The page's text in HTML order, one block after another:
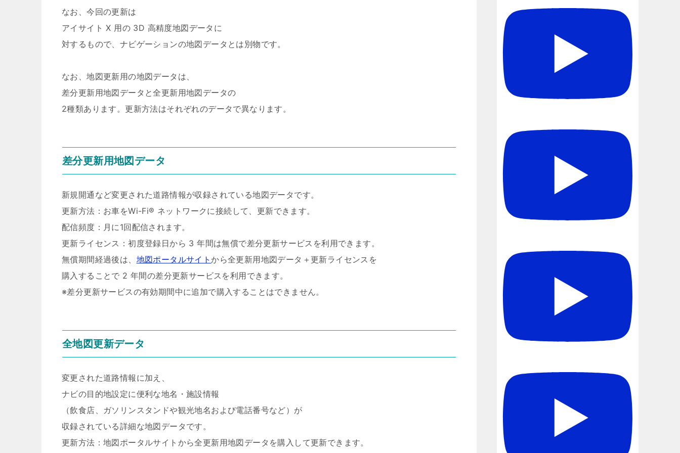
なお、今回の更新は
アイサイト X 用の 3D 高精度地図データに
対するもので、ナビゲーションの地図データとは別物です。
なお、地図更新用の地図データは、
差分更新用地図データと全更新用地図データの
2種類あります。更新方法はそれぞれのデータで異なります。
差分更新用地図データ
新規開通など変更された道路情報が収録されている地図データです。
更新方法：お車をWi-Fi® ネットワークに接続して、更新できます。
配信頻度：月に1回配信されます。
更新ライセンス：初度登録日から 3 年間は無償で差分更新サービスを利用できます。
無償期間経過後は、 地図ポータルサイトから全更新用地図データ＋更新ライセンスを
購入することで 2 年間の差分更新サービスを利用できます。
※差分更新サービスの有効期間中に追加で購入することはできません。
全地図更新データ
変更された道路情報に加え、
ナビの目的地設定に便利な地名・施設情報
（飲食店、ガソリンスタンドや観光地名および電話番号など）が
収録されている詳細な地図データです。
更新方法：地図ポータルサイトから全更新用地図データを購入して更新できます。